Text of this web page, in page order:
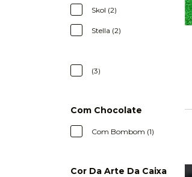
Skol (2)
Stella (2)
(3)
Com Chocolate
Com Bombom (1)
Cor Da Arte Da Caixa